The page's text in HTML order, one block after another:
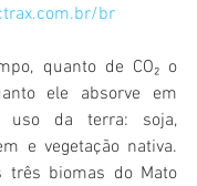
br
quanto de CO₂ o
ele absorve em
uso da terra: soja,
e vegetação nativa.
três biomas do Mato